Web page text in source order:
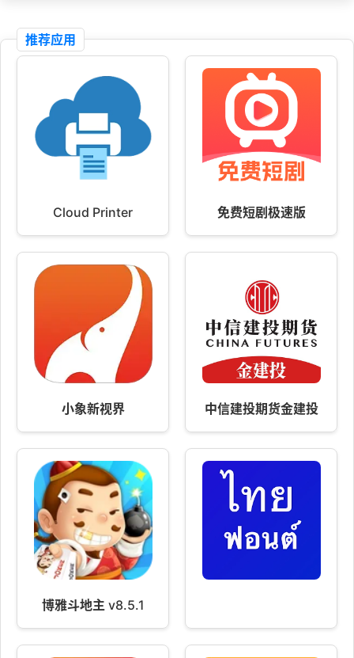
推荐应用
Cloud Printer 免费短剧极速版
小象新视界 中信建投期货金建投
博雅斗地主 v8.5.1